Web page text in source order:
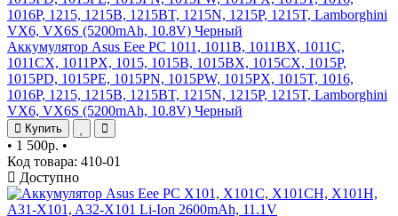
Аккумулятор Asus Eee PC 1011, 1011B, 1011BX, 1011C,
1011CX, 1011PX, 1015, 1015B, 1015BX, 1015CX, 1015P,
1015PD, 1015PE, 1015PN, 1015PW, 1015PX, 1015T, 1016,
1016P, 1215, 1215B, 1215BT, 1215N, 1215P, 1215T, Lamborghini
VX6, VX6S (5200mAh, 10.8V) Черный
Купить
• 1 500р. •
Код товара: 410-01
Доступно